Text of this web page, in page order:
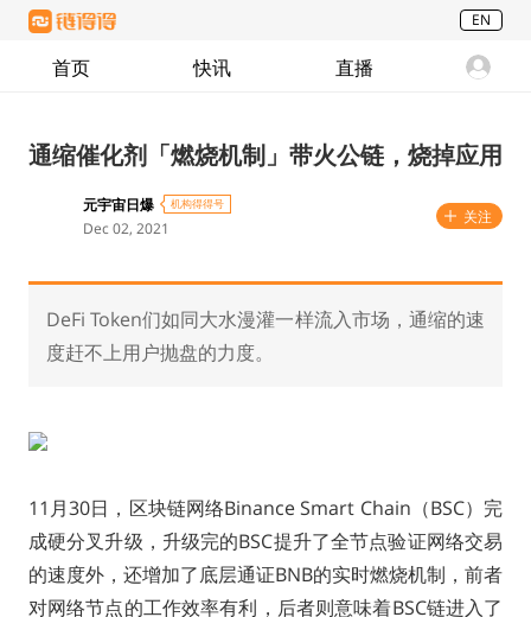
EN
首页 快讯 直播
通缩催化剂「燃烧机制」带火公链，烧掉应用
元宇宙日爆 机构得得号
Dec 02, 2021
关注
DeFi Token们如同大水漫灌一样流入市场，通缩的速
度赶不上用户抛盘的力度。
11月30日，区块链网络Binance Smart Chain（BSC）完
成硬分叉升级，升级完的BSC提升了全节点验证网络交易
的速度外，还增加了底层通证BNB的实时燃烧机制，前者
对网络节点的工作效率有利，后者则意味着BSC链进入了